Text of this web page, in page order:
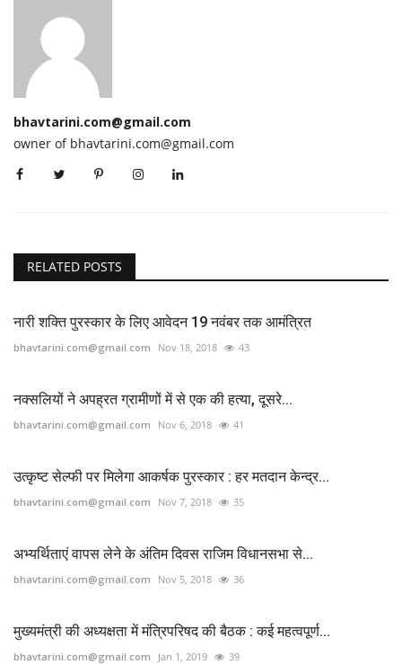
bhavtarini.com@gmail.com
owner of bhavtarini.com@gmail.com
RELATED POSTS
नारी शक्ति पुरस्कार के लिए आवेदन 19 नवंबर तक आमंत्रित
bhavtarini.com@gmail.com Nov 18, 2018 43
नक्सलियों ने अपह्रत ग्रामीणों में से एक की हत्या, दूसरे...
bhavtarini.com@gmail.com Nov 6, 2018 41
उत्कृष्ट सेल्फी पर मिलेगा आकर्षक पुरस्कार : हर मतदान केन्द्र...
bhavtarini.com@gmail.com Nov 7, 2018 35
अभ्यर्थिताएं वापस लेने के अंतिम दिवस राजिम विधानसभा से...
bhavtarini.com@gmail.com Nov 5, 2018 36
मुख्यमंत्री की अध्यक्षता में मंत्रिपरिषद की बैठक : कई महत्वपूर्ण...
bhavtarini.com@gmail.com Jan 1, 2019 39